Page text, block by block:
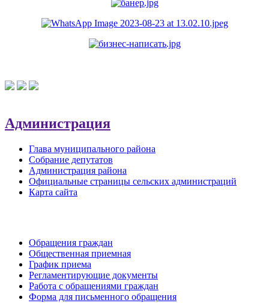
Администрация
Глава муниципального района
Собрание депутатов
Администрация района
Официальные страницы сельских администраций
Карта сайта
Обращения граждан
Общественная приемная
График приема
Регламентирующие документы
Работа с обращениями граждан
Форма для письменного обращения